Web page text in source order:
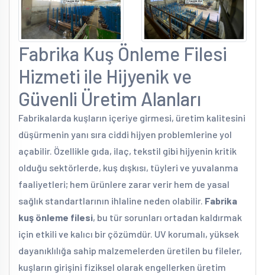
Fabrika Kuş Önleme Filesi
Hizmeti ile Hijyenik ve
Güvenli Üretim Alanları
Fabrikalarda kuşların içeriye girmesi, üretim kalitesini
düşürmenin yanı sıra ciddi hijyen problemlerine yol
açabilir. Özellikle gıda, ilaç, tekstil gibi hijyenin kritik
olduğu sektörlerde, kuş dışkısı, tüyleri ve yuvalanma
faaliyetleri; hem ürünlere zarar verir hem de yasal
sağlık standartlarının ihlaline neden olabilir. Fabrika
kuş önleme filesi, bu tür sorunları ortadan kaldırmak
için etkili ve kalıcı bir çözümdür. UV korumalı, yüksek
dayanıklılığa sahip malzemelerden üretilen bu fileler,
kuşların girişini fiziksel olarak engellerken üretim